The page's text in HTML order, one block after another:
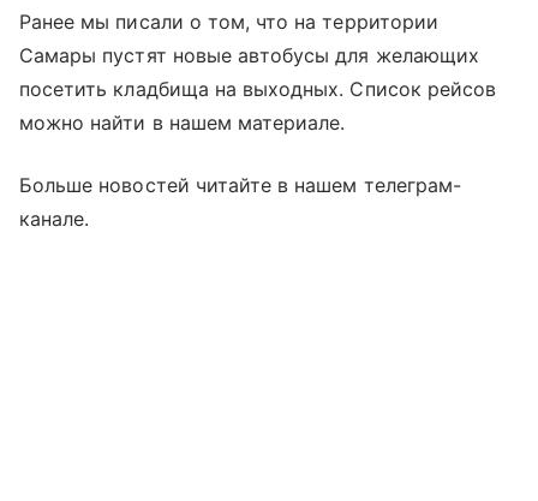
Ранее мы писали о том, что на территории
Самары пустят новые автобусы для желающих
посетить кладбища на выходных. Список рейсов
можно найти в нашем материале.
Больше новостей читайте в нашем телеграм-
канале.